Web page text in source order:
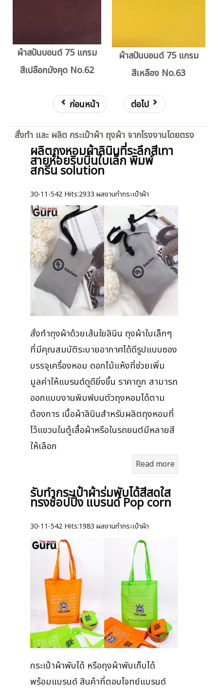
ผ้าสปันบอนด์ 75 แกรม
สีเปลือกมังคุด No.62
ผ้าสปันบอนด์ 75 แกรม
สีเหลือง No.63
ก่อนหน้า ต่อไป
สั่งทำ และ ผลิต กระเป๋าผ้า ถุงผ้า จากโรงงานโดยตรง
ผลิตถุงหอมผ้าลินินที่ระลึกสีเทา
สายห้อยริบบิ้นใบเล็ก พิมพ์
สกรีน solution
30-11-542 Hits:2933 ผลงานทำกระเป๋าผ้า
สั่งทำถุงผ้าด้วยเส้นใยลินิน ถุงผ้าใบเล็กๆ
ที่มีคุณสมบัติระบายอากาศได้ดีรูปแบบซอง
บรรจุเครื่องหอม ดอกไม้แห้งที่ช่วยเพิ่ม
มูลค่าให้แบรนด์ดูดียิ่งขึ้น ราคาถูก สามารถ
ออกแบบงานพิมพ์บนตัวถุงหอมได้ตาม
ต้องการ เนื้อผ้าลินินสำหรับผลิตถุงหอมที่
ไว้แขวนในตู้เสื้อผ้าหรือในรถยนต์มีหลายสี
ให้เลือก
Read more
รับทำกระเป๋าผ้าร่มพับได้สีสดใส
ทรงช้อปปิ้ง แบรนด์ Pop corn
30-11-542 Hits:1983 ผลงานทำกระเป๋าผ้า
กระเป๋าผ้าพับได้ หรือถุงผ้าพับเก็บได้
พร้อมแบรนด์ สินค้าที่ตอบโจทย์แบรนด์